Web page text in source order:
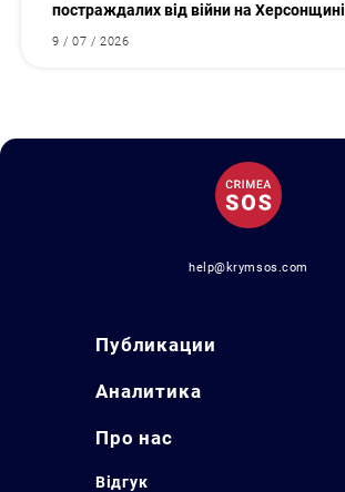
постраждалих від війни на Херсонщині
9 / 07 / 2026
help@krymsos.com
Публикации
Аналитика
Про нас
Відгук